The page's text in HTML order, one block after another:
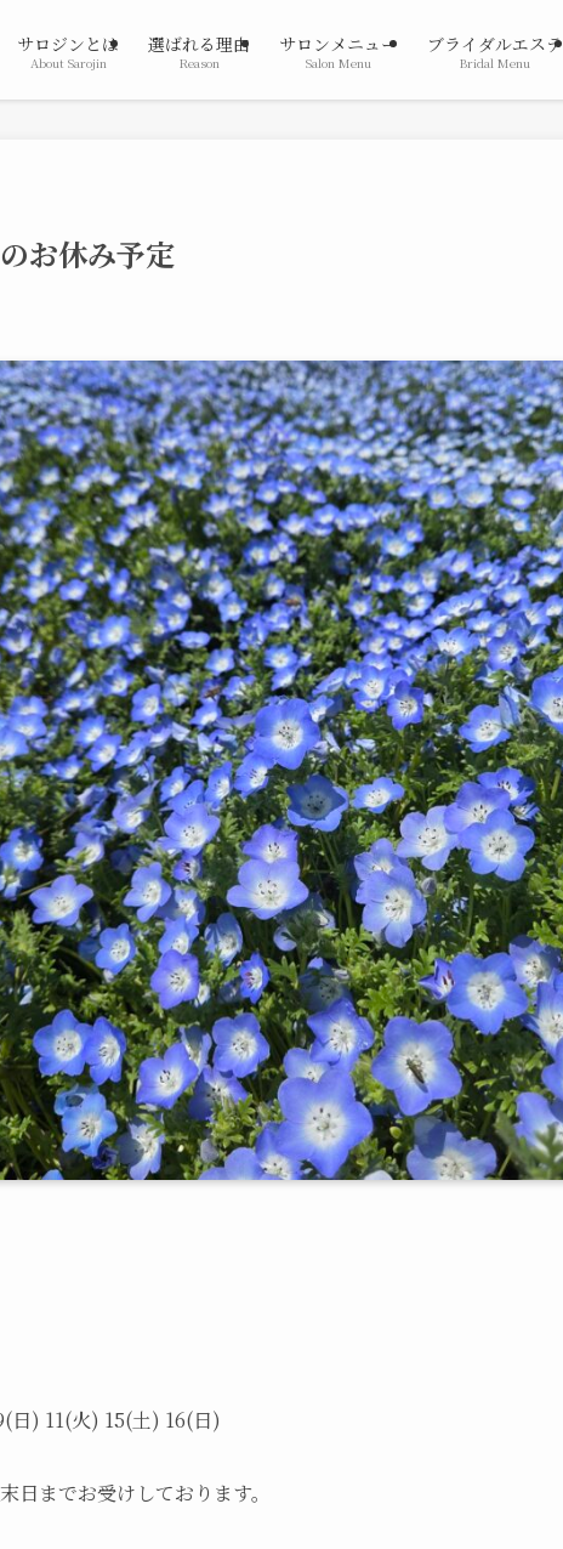
サロジンとは
About Sarojin
選ばれる理由
Reason
サロンメニュー
Salon Menu
ブライダルエステ
Bridal Menu
お休み予定
) 11(火) 15(土) 16(日)
までお受けしております。